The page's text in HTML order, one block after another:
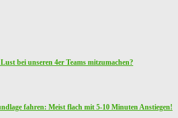
bei unseren 4er Teams mitzumachen?
fahren: Meist flach mit 5-10 Minuten Anstiegen!